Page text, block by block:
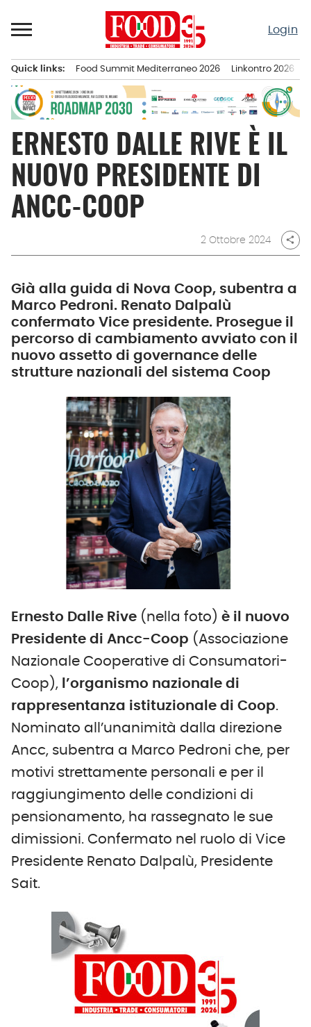
al
Login
principale
Quick links: Food Summit Mediterraneo 2026 Linkontro 2026
ERNESTO DALLE RIVE È IL
NUOVO PRESIDENTE DI
ANCC-COOP
2 Ottobre 2024 share
Già alla guida di Nova Coop, subentra a
Marco Pedroni. Renato Dalpalù
confermato Vice presidente. Prosegue il
percorso di cambiamento avviato con il
nuovo assetto di governance delle
strutture nazionali del sistema Coop
Ernesto Dalle Rive (nella foto) è il nuovo
Presidente d i Ancc-Coop (Associazione
Nazionale Cooperative di Consumatori-
Coop), l’organismo nazionale di
rappresentanza istituzionale di Coop.
Nominato all’unanimità dalla direzione
Ancc, subentra a Marco Pedroni che, per
motivi strettamente personali e per il
raggiungimento delle condizioni di
pensionamento, ha rassegnato le sue
dimissioni. Confermato nel ruolo di Vice
Presidente Renato Dalpalù, Presidente
Sait.